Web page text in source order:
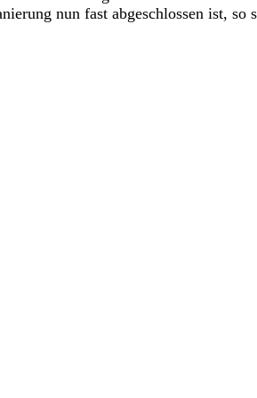
nun fast abgeschlossen ist,